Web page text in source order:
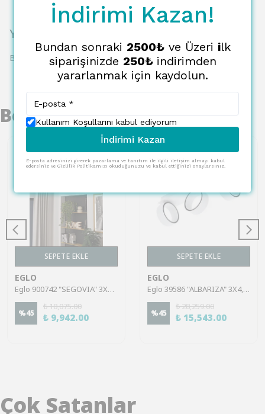
Yorumlar
Bu ürün için henüz yorum yapılmamış.
Benzer Ürünler
SEPETE EKLE
EGLO
Eglo 900742 "SEGOVIA" 3X40W Çelik Siyah Sıva Üstü Spot
%45
₺ 18,075.00
₺ 9,942.00
SEPETE EKLE
EGLO
Eglo 39586 "ALBARIZA" 3X4,6W Alüminyum, Çelik Beyaz, Krom Sıva Üstü Spot
%45
₺ 28,259.00
₺ 15,543.00
Çok Satanlar
İndirimi Kazan!
Bundan sonraki 2500₺ve Üzeri ilk
siparişinizde 250₺ indirimden
yararlanmak için kaydolun.
Kullanım Koşullarını kabul ediyorum
İndirimi Kazan
E-posta adresinizi girerek pazarlama ve tanıtım ile ilgili iletişim almayı kabul
edersiniz ve Gizlilik Politikamızı okuduğunuzu ve kabul ettiğinizi onaylarsınız.